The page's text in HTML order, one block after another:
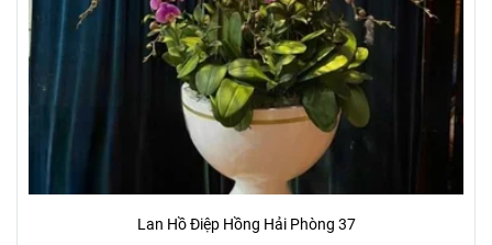
Lan Hồ Điệp Hồng Hải Phòng 37